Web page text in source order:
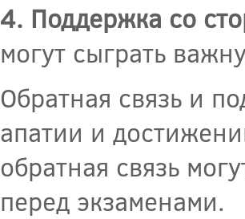
4. Поддержка со
могут сыграть
Обратная связь и
апатии и
обратная связь
перед экзаменами.